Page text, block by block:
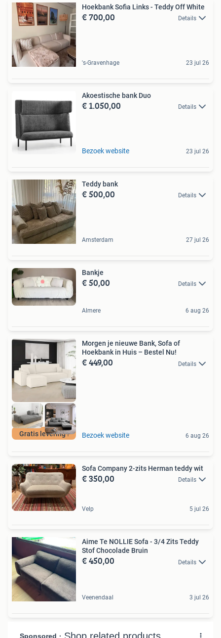
Hoekbank Sofia Links - Teddy Off White
€ 700,00 Details
's-Gravenhage 23 jul 26
Akoestische bank Duo
€ 1.050,00 Details
Bezoek website 23 jul 26
Teddy bank
€ 500,00 Details
Amsterdam 27 jul 26
Bankje
€ 50,00 Details
Almere 6 aug 26
Gratis levering !
Morgen je nieuwe Bank, Sofa of
Hoekbank in Huis – Bestel Nu!
€ 449,00 Details
Bezoek website 6 aug 26
Sofa Company 2-zits Herman teddy wit
€ 350,00 Details
Velp 5 jul 26
Aime Te NOLLIE Sofa - 3/4 Zits Teddy
Stof Chocolade Bruin
€ 450,00 Details
Veenendaal 3 jul 26